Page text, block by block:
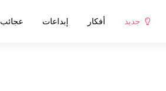
جديد أفكار إبداعات عجائب